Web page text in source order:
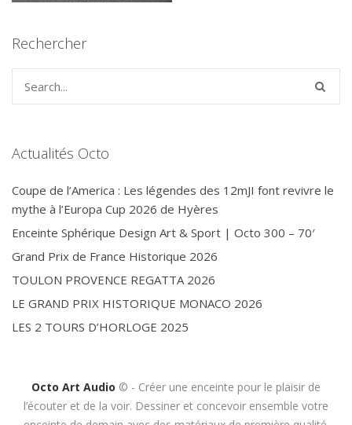
Rechercher
Actualités Octo
Coupe de l’America : Les légendes des 12mJI font revivre le
mythe à l’Europa Cup 2026 de Hyères
Enceinte Sphérique Design Art & Sport | Octo 300 – 70′
Grand Prix de France Historique 2026
TOULON PROVENCE REGATTA 2026
LE GRAND PRIX HISTORIQUE MONACO 2026
LES 2 TOURS D’HORLOGE 2025
Octo Art Audio © - Créer une enceinte pour le plaisir de
l’écouter et de la voir. Dessiner et concevoir ensemble votre